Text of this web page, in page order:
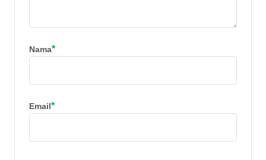
Nama*
Email*